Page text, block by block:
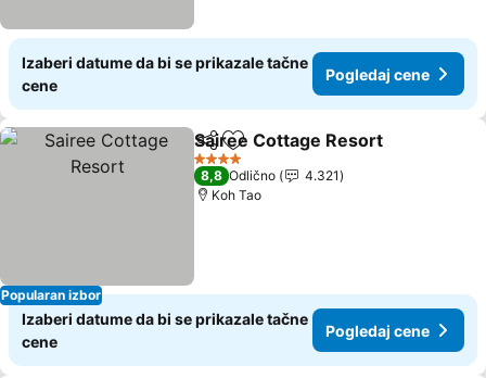
Izaberi datume da bi se prikazale tačne
cene
Pogledaj cene
Popularan izbor
Deli Dodati u favorite
Sairee Cottage Resort
4 Zvezdice
8,8 Odlično
4.321
Koh Tao
Izaberi datume da bi se prikazale tačne
cene
Pogledaj cene